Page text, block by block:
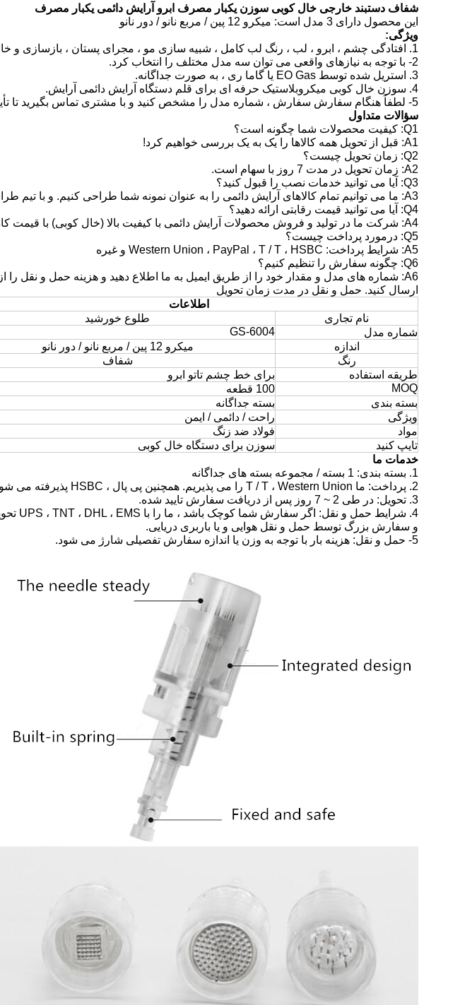
شفاف دستبند خارجی خال کوبی سوزن یکبار مصرف ابرو آرایش دائمی یکبار مصرف
این محصول دارای 3 مدل است: میکرو 12 پین / مربع نانو / دور نانو
ویژگی:
1. افتادگی چشم ، ابرو ، لب ، رنگ لب کامل ، شبیه سازی مو ، مجرای پستان ، بازسازی و خال کوبی.
2- با توجه به نیازهای واقعی می توان سه مدل مختلف را انتخاب کرد.
3. استریل شده توسط EO Gas یا گاما ری ، به صورت جداگانه.
4. سوزن خال کوبی میکروبلاستیک حرفه ای برای قلم دستگاه آرایش دائمی آرایش.
5- لطفاً هنگام سفارش سفارش ، شماره مدل را مشخص کنید و با مشتری تماس بگیرید تا تأیید شود.
سؤالات متداول
Q1: کیفیت محصولات شما چگونه است؟
A1: قبل از تحویل همه کالاها را یک به یک بررسی خواهیم کرد!
Q2: زمان تحویل چیست؟
A2: زمان تحویل در مدت 7 روز با سهام است.
Q3: آیا می توانید خدمات نصب را قبول کنید؟
A3: ما می توانیم تمام کالاهای آرایش دائمی را به عنوان نمونه شما طراحی کنیم.
و با تیم
Q4: آیا می توانید قیمت رقابتی ارائه دهید؟
A4: شرکت ما در تولید و فروش محصولات آرایش دائمی با کیفیت بالا (خال کوبی) با قیمت کارخانه تخصص دارد.
Q5: درمورد پرداخت چیست؟
A5: شرایط پرداخت: Western Union ، PayPal ، T / T ، HSBC و غیره
Q6: چگونه سفارش را تنظیم کنیم؟
ارسال کنید. حمل و نقل در مدت زمان تحویل
اطلاعات
نام تجاری
طلوع خورشید
شماره مدل
GS-6004
اندازه
میکرو 12 پین / مربع نانو / دور نانو
رنگ
شفاف
طریقه استفاده
برای خط چشم تاتو ابرو
MOQ
100 قطعه
بسته بندی
بسته جداگانه
ویژگی
راحت / دائمی / ایمن
مواد
فولاد ضد زنگ
تایپ کنید
سوزن برای دستگاه خال کوبی
خدمات ما
1. بسته بندی: 1 بسته / مجموعه
بسته های جداگانه
2. پرداخت: ما T / T ، Western Union را می پذیریم.
همچنین پی پال ، HSBC پذیرفته می شود.
3. تحویل: در طی 2 ~ 7 روز پس از دریافت سفارش تایید شده.
4. شرایط حمل و نقل: اگر سفارش شما کوچک باشد ، ما را با UPS ، TNT ، DHL ، EMS تحویل می دهیم.
و سفارش بزرگ توسط حمل و نقل هوایی و یا باربری دریایی.
5- حمل و نقل: هزینه بار با توجه به وزن یا اندازه سفارش تفصیلی شارژ می شود.